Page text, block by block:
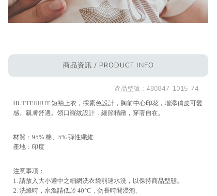
商品資訊 / PRODUCT INFO
產品型號：480847-1015-74
HUTTEliHUT 短袖上衣，採素色設計，胸前中心印花，增添俏皮可愛
感。親膚舒適。領口羅紋設計，細節精緻，穿著自在。
材質：95% 棉、5% 彈性纖維
產地：印度
注意事項：
1. 請放入大小適中之細網洗衣袋弱速水洗，以保持商品型態。
2. 洗滌時，水溫請低於 40°C，勿長時間浸泡。